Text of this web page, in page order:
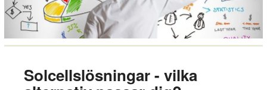
Solcellslösningar - vilka